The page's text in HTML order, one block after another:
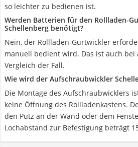
so leichter zu bedienen ist.
Werden Batterien für den Rollladen-
Schellenberg benötigt?
Nein, der Rollladen-Gurtwickler
manuell bedient wird. Das ist auch
Vergleich der Fall.
Wie wird der Aufschraubwickler
Die Montage des Aufschraubwicklers
keine Öffnung des Rollladenkastens.
den Putz an der Wand oder dem
Lochabstand zur Befestigung beträgt